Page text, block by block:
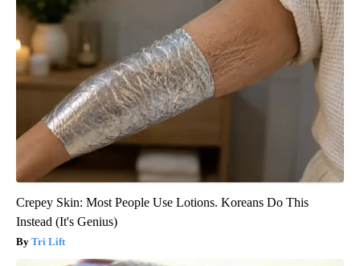
Crepey Skin: Most People Use Lotions. Koreans Do This
Instead (It's Genius)
Tri Lift